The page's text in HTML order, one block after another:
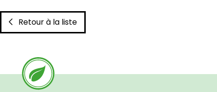
Retour à la liste